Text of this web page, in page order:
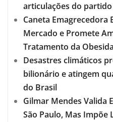
articulações do
Caneta Emagrecedora
Mercado e Promete
Tratamento da
Desastres climáticos
bilionário e atingem
do Brasil
Gilmar Mendes Valida
São Paulo, Mas Impõe